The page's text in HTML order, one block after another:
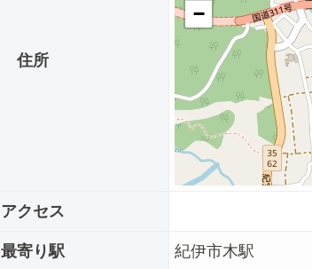
住所
−
アクセス
最寄り駅 紀伊市木駅